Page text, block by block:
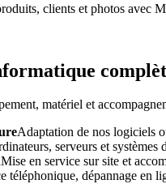
clients et photos avec
matériel et
Adaptation de nos logiciels
serveurs et
Mise en service sur site et
téléphonique, dépannage en